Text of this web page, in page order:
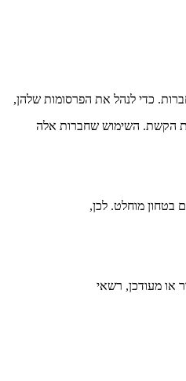
כדי לנהל את הפרסומות שלהן,
בטחון מוחלט. לכן,